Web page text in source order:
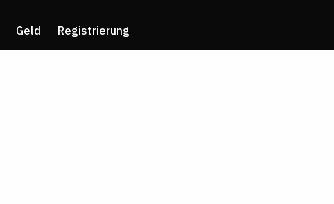
Geld Registrierung